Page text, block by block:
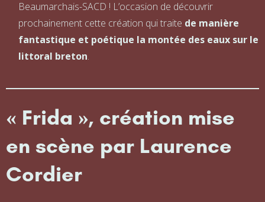
Beaumarchais-SACD ! L’occasion de découvrir
prochainement cette création qui traite de manière
fantastique et poétique la montée des eaux sur le
littoral breton.
« Frida », création mise
en scène par Laurence
Cordier